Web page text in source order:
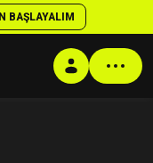
BAŞLAYALIM